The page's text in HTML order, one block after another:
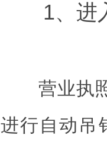
1、进
营业执照
进行自动吊